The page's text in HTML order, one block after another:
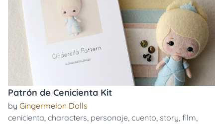
Patrón de Cenicienta Kit
by Gingermelon Dolls
cenicienta, characters, personaje, cuento, story, film,